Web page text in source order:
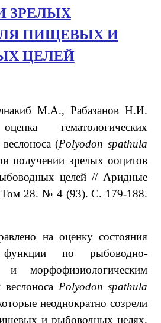
ЗРЕЛЫХ
ПИЩЕВЫХ И
ЦЕЛЕЙ
М.А., Рабазанов Н.И.
гематологических
(Рolyodon spathula
получении зрелых ооцитов
целей // Аридные
Том 28. № 4 (93). С. 179-188.
на оценку состояния
функции по рыбоводно-
и морфофизиологическим
веслоноса Polyodon spathula
неоднократно созрели
и рыбоводных целях.